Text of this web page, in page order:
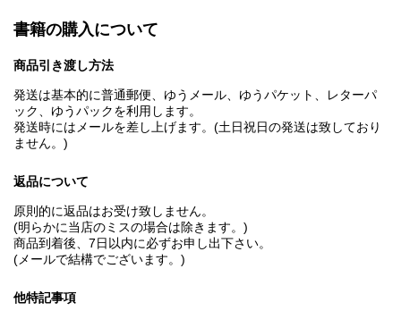
書籍の購入について
商品引き渡し方法
発送は基本的に普通郵便、ゆうメール、ゆうパケット、レターパ
ック、ゆうパックを利用します。
発送時にはメールを差し上げます。(土日祝日の発送は致しており
ません。)
返品について
原則的に返品はお受け致しません。
(明らかに当店のミスの場合は除きます。)
商品到着後、7日以内に必ずお申し出下さい。
(メールで結構でございます。)
他特記事項